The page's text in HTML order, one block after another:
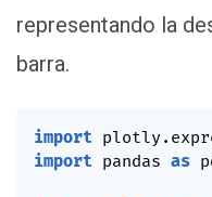
representando la
barra.
import plotly.
import pandas as